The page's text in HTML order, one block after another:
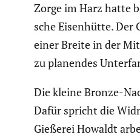
Zorge im Harz hatte
sche Eisen­hütte. Der
einer Breite in der
zu planendes
Die kleine Bronze-
Dafür spricht die
Gießerei Howaldt